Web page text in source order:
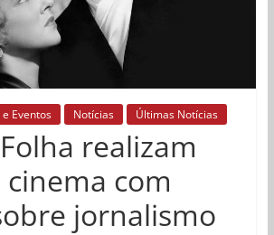
Eventos Notícias Últimas Notícias
realizam
cinema com
jornalismo